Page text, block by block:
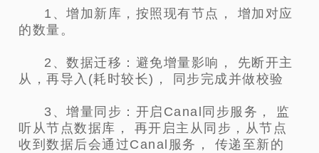
1、增加新库，按照现有节点， 增加对应
的数量。
2、数据迁移：避免增量影响， 先断开主
从，再导入(耗时较长)， 同步完成并做校验
3、增量同步：开启Canal同步服务， 监
听从节点数据库， 再开启主从同步，从节点
收到数据后会通过Canal服务， 传递至新的